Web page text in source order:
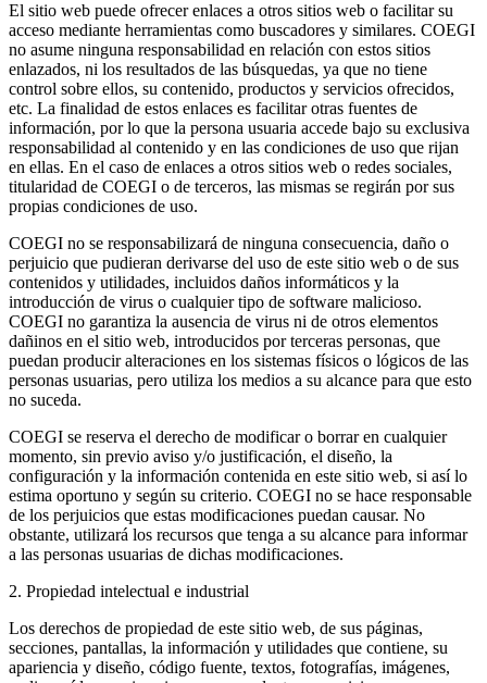
El sitio web puede ofrecer enlaces a otros sitios web o facilitar su
acceso mediante herramientas como buscadores y similares. COEGI
no asume ninguna responsabilidad en relación con estos sitios
enlazados, ni los resultados de las búsquedas, ya que no tiene
control sobre ellos, su contenido, productos y servicios ofrecidos,
etc. La finalidad de estos enlaces es facilitar otras fuentes de
información, por lo que la persona usuaria accede bajo su exclusiva
responsabilidad al contenido y en las condiciones de uso que rijan
en ellas. En el caso de enlaces a otros sitios web o redes sociales,
titularidad de COEGI o de terceros, las mismas se regirán por sus
propias condiciones de uso.
COEGI no se responsabilizará de ninguna consecuencia, daño o
perjuicio que pudieran derivarse del uso de este sitio web o de sus
contenidos y utilidades, incluidos daños informáticos y la
introducción de virus o cualquier tipo de software malicioso.
COEGI no garantiza la ausencia de virus ni de otros elementos
dañinos en el sitio web, introducidos por terceras personas, que
puedan producir alteraciones en los sistemas físicos o lógicos de las
personas usuarias, pero utiliza los medios a su alcance para que esto
no suceda.
COEGI se reserva el derecho de modificar o borrar en cualquier
momento, sin previo aviso y/o justificación, el diseño, la
configuración y la información contenida en este sitio web, si así lo
estima oportuno y según su criterio. COEGI no se hace responsable
de los perjuicios que estas modificaciones puedan causar. No
obstante, utilizará los recursos que tenga a su alcance para informar
a las personas usuarias de dichas modificaciones.
2. Propiedad intelectual e industrial
Los derechos de propiedad de este sitio web, de sus páginas,
secciones, pantallas, la información y utilidades que contiene, su
apariencia y diseño, código fuente, textos, fotografías, imágenes,